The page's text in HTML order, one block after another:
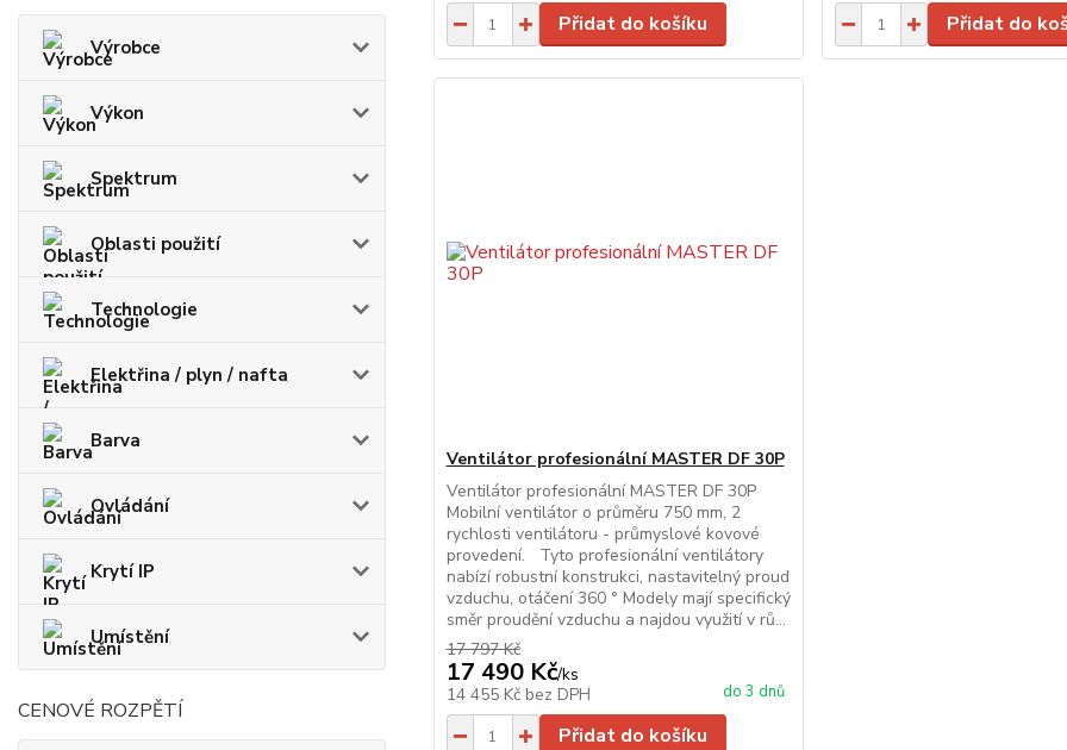
Výrobce
Výkon
Spektrum
Oblasti použití
Technologie
Elektřina / plyn / nafta
Barva
Ovládání
Krytí IP
Umístění
CENOVÉ ROZPĚTÍ
Přidat do košíku Přidat do
Ventilátor profesionální MASTER DF 30P
Ventilátor profesionální MASTER DF 30P
Mobilní ventilátor o průměru 750 mm, 2
rychlosti ventilátoru - průmyslové kovové
provedení. Tyto profesionální ventilátory
nabízí robustní konstrukci, nastavitelný proud
vzduchu, otáčení 360 ° Modely mají specifický
směr proudění vzduchu a najdou využití v rů...
17 797 Kč
17 490 Kč/ks
14 455 Kč bez DPH do 3 dnů
Přidat do košíku